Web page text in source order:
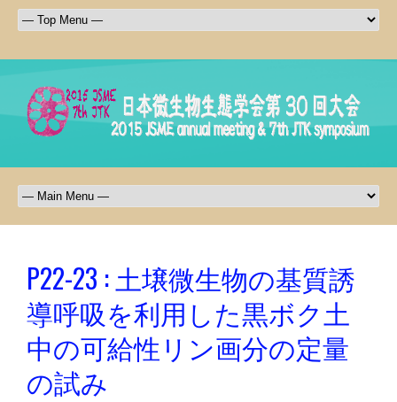
P22-23 : 土壌微生物の基質誘
導呼吸を利用した黒ボク土
中の可給性リン画分の定量
の試み